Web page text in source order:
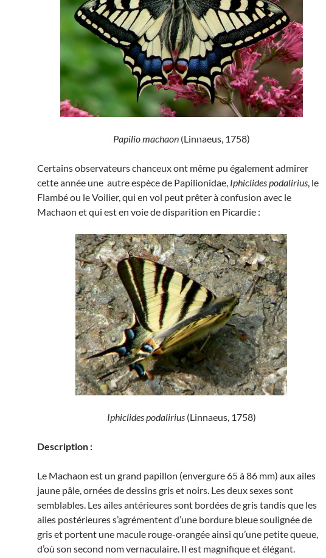
Papilio machaon(Linnaeus, 1758)
Certains observateurs chanceux ont même pu également admirer
cette année une autre espèce de Papilionidae, Iphiclides podalirius, le
Flambé ou le Voilier, qui en vol peut prêter à confusion avec le
Machaon et qui est en voie de disparition en Picardie :
Iphiclides podalirius(Linnaeus, 1758)
Description :
Le Machaon est un grand papillon (envergure 65 à 86 mm) aux ailes
jaune pâle, ornées de dessins gris et noirs. Les deux sexes sont
semblables. Les ailes antérieures sont bordées de gris tandis que les
ailes postérieures s’agrémentent d’une bordure bleue soulignée de
gris et portent une macule rouge-orangée ainsi qu’une petite queue,
d’où son second nom vernaculaire. Il est magnifique et élégant.
Frelons/Fourmis)